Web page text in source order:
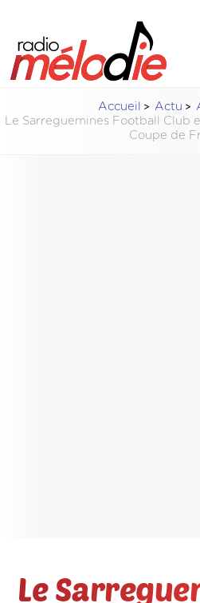
Accueil Actu
Le Sarreguemines Football Club
Coupe de
Le